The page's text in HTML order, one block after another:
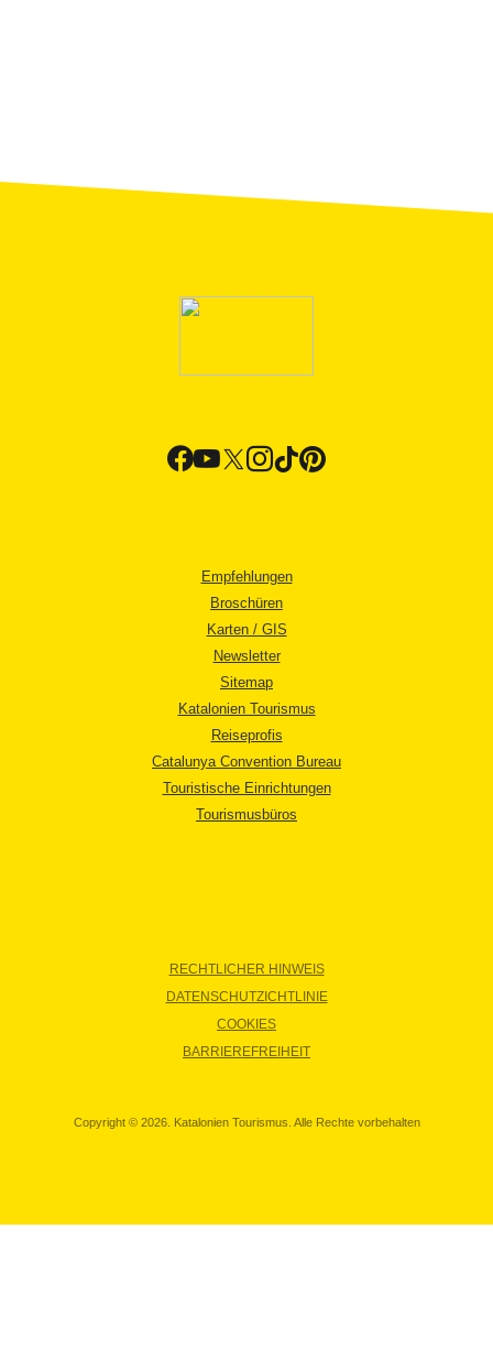
Empfehlungen
Broschüren
Karten / GIS
Newsletter
Sitemap
Katalonien Tourismus
Reiseprofis
Catalunya Convention Bureau
Touristische Einrichtungen
Tourismusbüros
RECHTLICHER HINWEIS
DATENSCHUTZICHTLINIE
COOKIES
BARRIEREFREIHEIT
Copyright © 2026. Katalonien Tourismus. Alle Rechte vorbehalten